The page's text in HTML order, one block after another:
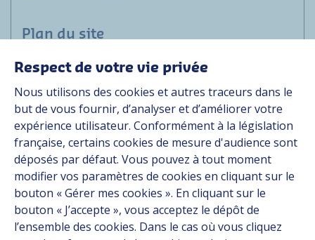
Plan du site
Marchés
Solutions
Ressources
À propos
Carrière
Contact
Suivez-nous
Respect de votre vie privée
Nous utilisons des cookies et autres traceurs dans le
but de vous fournir, d’analyser et d’améliorer votre
expérience utilisateur. Conformément à la législation
française, certains cookies de mesure d'audience sont
déposés par défaut. Vous pouvez à tout moment
modifier vos paramètres de cookies en cliquant sur le
bouton « Gérer mes cookies ». En cliquant sur le
bouton « J’accepte », vous acceptez le dépôt de
l’ensemble des cookies. Dans le cas où vous cliquez